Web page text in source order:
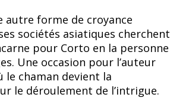
autre forme de croyance
sociétés asiatiques cherchent
pour Corto en la personne
Une occasion pour l’auteur
le chaman devient la
le déroulement de l’intrigue.